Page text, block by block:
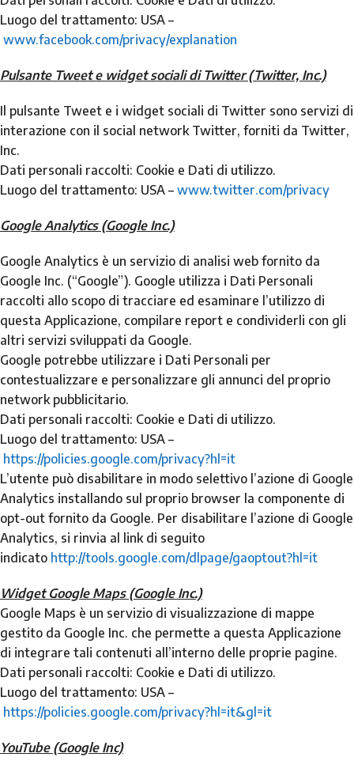
Luogo del trattamento: USA –
www.facebook.com/privacy/explanation
Pulsante Tweet e widget sociali di Twitter (Twitter, Inc.)
Il pulsante Tweet e i widget sociali di Twitter sono servizi di
interazione con il social network Twitter, forniti da Twitter,
Inc.
Dati personali raccolti: Cookie e Dati di utilizzo.
Luogo del trattamento: USA – www.twitter.com/privacy
Google Analytics (Google Inc.)
Google Analytics è un servizio di analisi web fornito da
Google Inc. (“Google”). Google utilizza i Dati Personali
raccolti allo scopo di tracciare ed esaminare l’utilizzo di
questa Applicazione, compilare report e condividerli con gli
altri servizi sviluppati da Google.
Google potrebbe utilizzare i Dati Personali per
contestualizzare e personalizzare gli annunci del proprio
network pubblicitario.
Dati personali raccolti: Cookie e Dati di utilizzo.
Luogo del trattamento: USA –
https://policies.google.com/privacy?hl=it
L’utente può disabilitare in modo selettivo l’azione di Google
Analytics installando sul proprio browser la componente di
opt-out fornito da Google. Per disabilitare l’azione di Google
Analytics, si rinvia al link di seguito
indicato http://tools.google.com/dlpage/gaoptout?hl=it
Widget Google Maps (Google Inc.)
Google Maps è un servizio di visualizzazione di mappe
gestito da Google Inc. che permette a questa Applicazione
di integrare tali contenuti all’interno delle proprie pagine.
Dati personali raccolti: Cookie e Dati di utilizzo.
Luogo del trattamento: USA –
https://policies.google.com/privacy?hl=it&gl=it
YouTube (Google Inc)